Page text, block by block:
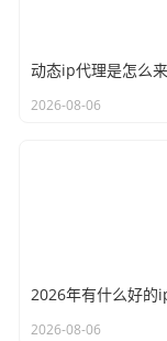
2026-08-06
2026-08-06